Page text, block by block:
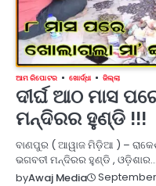
ଆମ ରିପୋଟର ଖୋର୍ଦ୍ଧା ଜିଲ୍ଲା
ଦୀର୍ଘ ଆଠ ମାସ
ମନ୍ଦିରର ହୁଣ୍ଡି !!!
ବାଣପୁର ( ଆୱାଜ ମିଡ଼ିଆ ) – ରାକେଶ
ଭଗବତୀ ମନ୍ଦିରର ହୁଣ୍ଡି , ଓଡ଼ିଶାର…
byAwaj Media September